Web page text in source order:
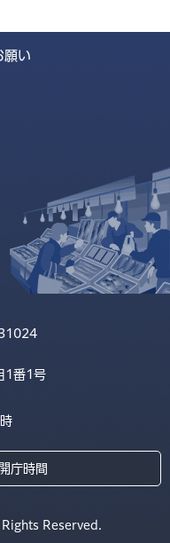
願い
1番1号
庁時間
Reserved.